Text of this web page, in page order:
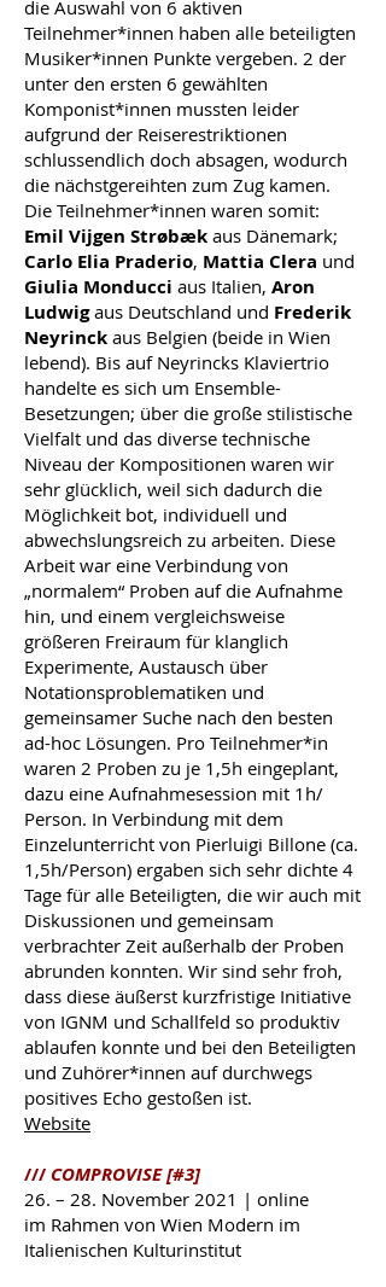
die Auswahl von 6 aktiven
Teilnehmer*innen haben alle beteiligten
Musiker*innen Punkte vergeben. 2 der
unter den ersten 6 gewählten
Komponist*innen mussten leider
aufgrund der Reiserestriktionen
schlussendlich doch absagen, wodurch
die nächstgereihten zum Zug kamen.
Die Teilnehmer*innen waren somit:
Emil Vijgen Strøbæk aus Dänemark;
Carlo Elia Praderio, Mattia Clera und
Giulia Monducci aus Italien, Aron
Ludwigaus Deutschland und Frederik
Neyrinck aus Belgien (beide in Wien
lebend). Bis auf Neyrincks Klaviertrio
handelte es sich um Ensemble-
Besetzungen; über die große stilistische
Vielfalt und das diverse technische
Niveau der Kompositionen waren wir
sehr glücklich, weil sich dadurch die
Möglichkeit bot, individuell und
abwechslungsreich zu arbeiten. Diese
Arbeit war eine Verbindung von
„normalem“ Proben auf die Aufnahme
hin, und einem vergleichsweise
größeren Freiraum für klanglich
Experimente, Austausch über
Notationsproblematiken und
gemeinsamer Suche nach den besten
ad-hoc Lösungen. Pro Teilnehmer*in
waren 2 Proben zu je 1,5h eingeplant,
dazu eine Aufnahmesession mit 1h/
Person. In Verbindung mit dem
Einzelunterricht von Pierluigi Billone (ca.
1,5h/Person) ergaben sich sehr dichte 4
Tage für alle Beteiligten, die wir auch mit
Diskussionen und gemeinsam
verbrachter Zeit außerhalb der Proben
abrunden konnten. Wir sind sehr froh,
dass diese äußerst kurzfristige Initiative
von IGNM und Schallfeld so produktiv
ablaufen konnte und bei den Beteiligten
und Zuhörer*innen auf durchwegs
positives Echo gestoßen ist.
Website
/// COMPROVISE [#3]
26. – 28. November 2021 | online
im Rahmen von Wien Modern im
Italienischen Kulturinstitut